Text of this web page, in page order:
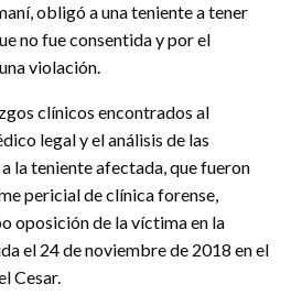
obligó a una teniente a tener
no fue consentida y por el
violación.
clínicos encontrados al
legal y el análisis de las
la teniente afectada, que fueron
pericial de clínica forense,
oposición de la víctima en la
el 24 de noviembre de 2018 en el
Cesar.